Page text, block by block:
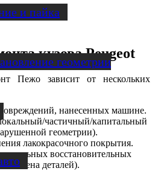
и пайка
геометрии
кузова Peugeot
Пежо зависит от нескольких
нанесенных машине.
частичный/капитальный
геометрии).
лакокрасочного покрытия.
восстановительных
замена деталей).